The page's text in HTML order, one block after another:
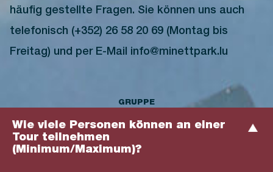
häufig gestellte Fragen. Sie können uns auch
telefonisch (+352) 26 58 20 69 (Montag bis
Freitag) und per E-Mail info@minettpark.lu
GRUPPE
Wie viele Personen können an einer
Tour teilnehmen
(Minimum/Maximum)?